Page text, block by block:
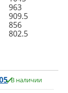
963
909.5
856
802.5
В наличии